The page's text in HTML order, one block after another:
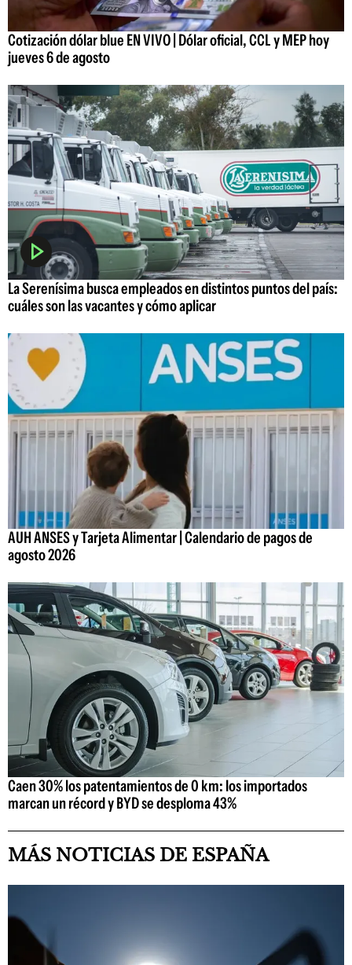
Cotización dólar blue EN VIVO | Dólar oficial, CCL y MEP hoy
jueves 6 de agosto
La Serenísima busca empleados en distintos puntos del país:
cuáles son las vacantes y cómo aplicar
AUH ANSES y Tarjeta Alimentar | Calendario de pagos de
agosto 2026
Caen 30% los patentamientos de 0 km: los importados
marcan un récord y BYD se desploma 43%
MÁS NOTICIAS DE ESPAÑA